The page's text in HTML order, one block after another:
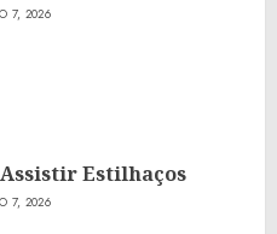
7, 2026
Estilhaços
7, 2026